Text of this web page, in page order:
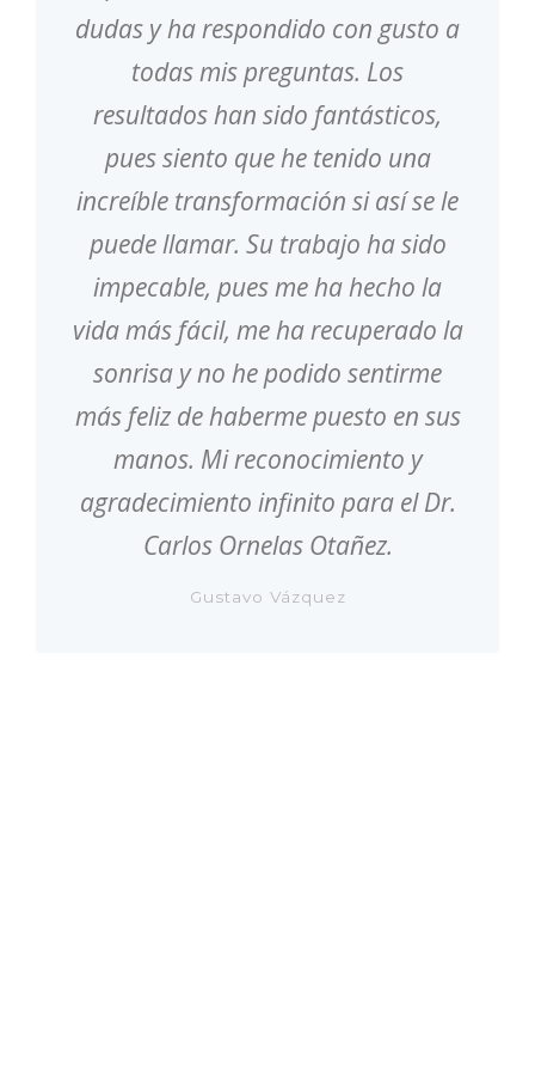
dudas y ha respondido con gusto a
todas mis preguntas. Los
resultados han sido fantásticos,
pues siento que he tenido una
increíble transformación si así se le
puede llamar. Su trabajo ha sido
impecable, pues me ha hecho la
vida más fácil, me ha recuperado la
sonrisa y no he podido sentirme
más feliz de haberme puesto en sus
manos. Mi reconocimiento y
agradecimiento infinito para el Dr.
Carlos Ornelas Otañez.
Gustavo Vázquez